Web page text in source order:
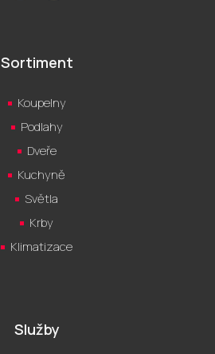
Sortiment
Koupelny
Podlahy
Dveře
Kuchyně
Světla
Krby
Klimatizace
Služby